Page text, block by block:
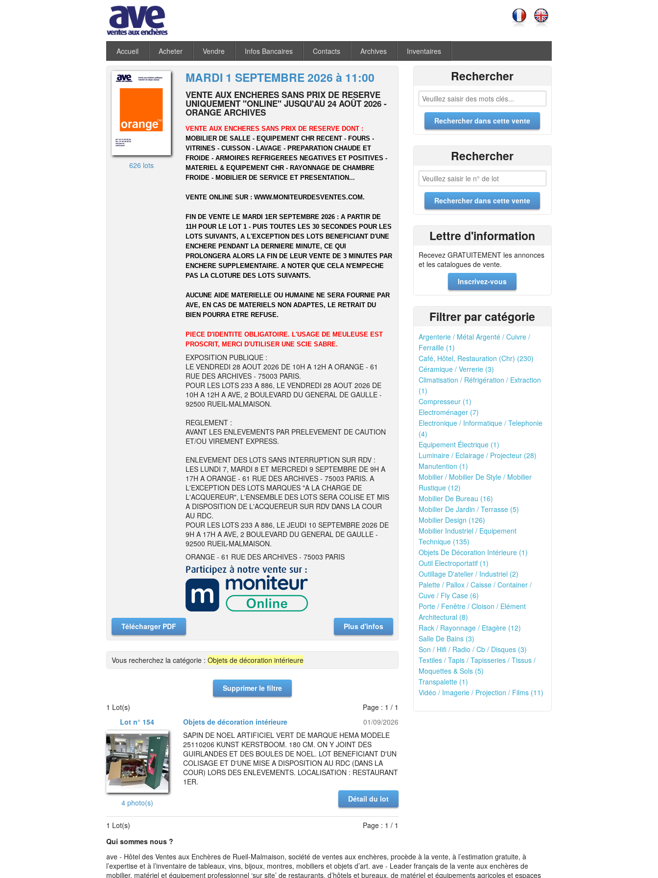
Accueil Acheter Vendre Infos Bancaires Contacts Archives Inventaires
626 lots
MARDI 1 SEPTEMBRE 2026 à 11:00
VENTE AUX ENCHERES SANS PRIX DE RESERVE
UNIQUEMENT "ONLINE" JUSQU'AU 24 AOÛT 2026 -
ORANGE ARCHIVES
VENTE AUX ENCHERES SANS PRIX DE RESERVE DONT :
MOBILIER DE SALLE - EQUIPEMENT CHR RECENT - FOURS -
VITRINES - CUISSON - LAVAGE - PREPARATION CHAUDE ET
FROIDE - ARMOIRES REFRIGEREES NEGATIVES ET POSITIVES -
MATERIEL & EQUIPEMENT CHR - RAYONNAGE DE CHAMBRE
FROIDE - MOBILIER DE SERVICE ET PRESENTATION...
VENTE ONLINE SUR :WWW.MONITEURDESVENTES.COM.
FIN DE VENTE LE MARDI 1ER SEPTEMBRE 2026 : A PARTIR DE
11H POUR LE LOT 1 - PUIS TOUTES LES 30 SECONDES POUR LES
LOTS SUIVANTS, A L'EXCEPTION DES LOTS BENEFICIANT D'UNE
ENCHERE PENDANT LA DERNIERE MINUTE, CE QUI
PROLONGERA ALORS LA FIN DE LEUR VENTE DE 3 MINUTES PAR
ENCHERE SUPPLEMENTAIRE. A NOTER QUE CELA N'EMPECHE
PAS LA CLOTURE DES LOTS SUIVANTS.
AUCUNE AIDE MATERIELLE OU HUMAINE NE SERA FOURNIE PAR
AVE, EN CAS DE MATERIELS NON ADAPTES, LE RETRAIT DU
BIEN POURRA ETRE REFUSE.
PIECE D'IDENTITE OBLIGATOIRE. L'USAGE DE MEULEUSE EST
PROSCRIT, MERCI D'UTILISER UNE SCIE SABRE.
EXPOSITION PUBLIQUE :
LE VENDREDI 28 AOUT 2026 DE 10H A 12H A ORANGE - 61
RUE DES ARCHIVES - 75003 PARIS.
POUR LES LOTS 233 A 886, LE VENDREDI 28 AOUT 2026 DE
10H A 12H A AVE, 2 BOULEVARD DU GENERAL DE GAULLE -
92500 RUEIL-MALMAISON.
REGLEMENT :
AVANT LES ENLEVEMENTS PAR PRELEVEMENT DE CAUTION
ET/OU VIREMENT EXPRESS.
ENLEVEMENT DES LOTS SANS INTERRUPTION SUR RDV :
LES LUNDI 7, MARDI 8 ET MERCREDI 9 SEPTEMBRE DE 9H A
17H A ORANGE - 61 RUE DES ARCHIVES - 75003 PARIS. A
L'EXCEPTION DES LOTS MARQUES "A LA CHARGE DE
L'ACQUEREUR", L'ENSEMBLE DES LOTS SERA COLISE ET MIS
A DISPOSITION DE L'ACQUEREUR SUR RDV DANS LA COUR
AU RDC.
POUR LES LOTS 233 A 886, LE JEUDI 10 SEPTEMBRE 2026 DE
9H A 17H A AVE, 2 BOULEVARD DU GENERAL DE GAULLE -
92500 RUEIL-MALMAISON.
ORANGE - 61 RUE DES ARCHIVES - 75003 PARIS
Télécharger PDF Plus d'infos
Vous recherchez la catégorie : Objets de décoration intérieure
Supprimer le filtre
1 Lot(s)
Page : 1 / 1
Lot n° 154
Objets de décoration intérieure 01/09/2026
4 photo(s)
SAPIN DE NOEL ARTIFICIEL VERT DE MARQUE HEMA MODELE
25110206 KUNST KERSTBOOM. 180 CM. ON Y JOINT DES
GUIRLANDES ET DES BOULES DE NOEL. LOT BENEFICIANT D'UN
COLISAGE ET D'UNE MISE A DISPOSITION AU RDC (DANS LA
COUR) LORS DES ENLEVEMENTS. LOCALISATION : RESTAURANT
1ER.
Détail du lot
1 Lot(s) Page : 1 / 1
Rechercher
Rechercher
Lettre d'information
Recevez GRATUITEMENT les annonces
et les catalogues de vente.
Inscrivez-vous
Filtrer par catégorie
Argenterie / Métal Argenté / Cuivre /
Ferraille (1)
Café, Hôtel, Restauration (Chr) (230)
Céramique / Verrerie (3)
Climatisation / Réfrigération / Extraction
(1)
Compresseur (1)
Electroménager (7)
Electronique / Informatique / Telephonie
(4)
Equipement Électrique (1)
Luminaire / Eclairage / Projecteur (28)
Manutention (1)
Mobilier / Mobilier De Style / Mobilier
Rustique (12)
Mobilier De Bureau (16)
Mobilier De Jardin / Terrasse (5)
Mobilier Design (126)
Mobilier Industriel / Equipement
Technique (135)
Objets De Décoration Intérieure (1)
Outil Electroportatif (1)
Outillage D'atelier / Industriel (2)
Palette / Pallox / Caisse / Container /
Cuve / Fly Case (6)
Porte / Fenêtre / Cloison / Elément
Architectural (8)
Rack / Rayonnage / Etagère (12)
Salle De Bains (3)
Son / Hifi / Radio / Cb / Disques (3)
Textiles / Tapis / Tapisseries / Tissus /
Moquettes & Sols (5)
Transpalette (1)
Vidéo / Imagerie / Projection / Films (11)
Qui sommes nous ?
ave - Hôtel des Ventes aux Enchères de Rueil-Malmaison, société de ventes aux enchères, procède à la vente, à l’estimation gratuite, à
l’expertise et à l’inventaire de tableaux, vins, bijoux, montres, mobiliers et objets d’art. ave - Leader français de la vente aux enchères de
mobilier, matériel et équipement professionnel ‘sur site’ de restaurants, d’hôtels et bureaux, de matériel et équipements agricoles et espaces